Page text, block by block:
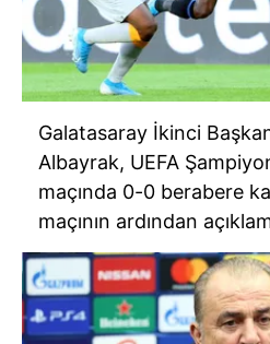
Galatasaray İkinci
Albayrak, UEFA
maçında 0-0 berabere
maçının ardından